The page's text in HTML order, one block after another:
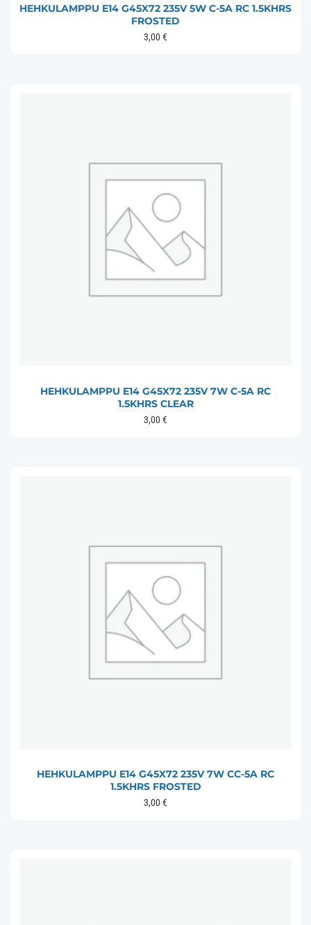
HEHKULAMPPU E14 G45X72 235V 5W C-5A RC 1.5KHRS
FROSTED
3,00€
HEHKULAMPPU E14 G45X72 235V 7W C-5A RC
1.5KHRS CLEAR
3,00€
HEHKULAMPPU E14 G45X72 235V 7W CC-5A RC
1.5KHRS FROSTED
3,00€